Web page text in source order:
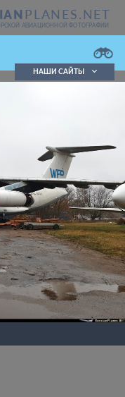
PLANES.NET
АВИАЦИОННОЙ ФОТОГРАФИИ
НАШИ САЙТЫ